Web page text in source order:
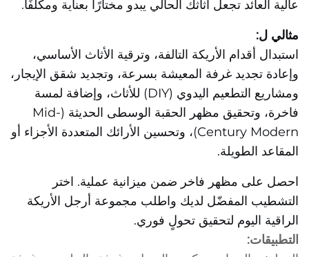
عالية العائد تجعل أثاثك الحالي يبدو مختارًا بعناية ومكلفًا.
مثالي ل:
استبدال أقدام الأريكة التالفة، وترقية الأثاث الأساسي،
وإعادة تجديد غرفة المعيشة بسرعة، وتجديد شقق الإيجار،
ومشاريع التطعيم اليدوي (DIY) للأثاث، وإضافة لمسة
فاخرة، وتحقيق مظهر الحقبة الوسطى الحديثة (Mid-
Century Modern)، وتحسين الأرائك المتعددة الأجزاء أو
المقاعد الطويلة.
احصل على مظهر فاخر ضمن ميزانية عملية. اختر
التشطيب المفضّل لديك واطلب مجموعة أرجل الأريكة
الراقية اليوم لتحقيق تحولٍ فوري.
التطبيقات: